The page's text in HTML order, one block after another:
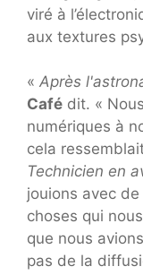
viré à
aux textures
« Après
Café dit. «
numériques à
cela
Technicien en
jouions avec
choses qui
que nous
pas de la